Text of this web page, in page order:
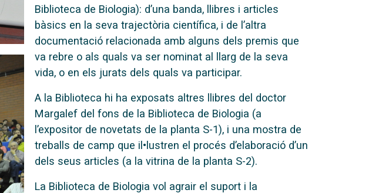
Biblioteca de Biologia): d’una banda, llibres i articles
bàsics en la seva trajectòria científica, i de l’altra
documentació relacionada amb alguns dels premis que
va rebre o als quals va ser nominat al llarg de la seva
vida, o en els jurats dels quals va participar.
A la Biblioteca hi ha exposats altres llibres del doctor
Margalef del fons de la Biblioteca de Biologia (a
l’expositor de novetats de la planta S-1), i una mostra de
treballs de camp que il•lustren el procés d’elaboració d’un
dels seus articles (a la vitrina de la planta S-2).
La Biblioteca de Biologia vol agrair el suport i la